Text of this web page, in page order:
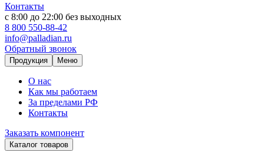
Контакты
с 8:00 до 22:00 без выходных
8 800 550-88-42
info@palladian.ru
Обратный звонок
Продукция Меню
О нас
Как мы работаем
За пределами РФ
Контакты
Заказать компонент
Каталог товаров